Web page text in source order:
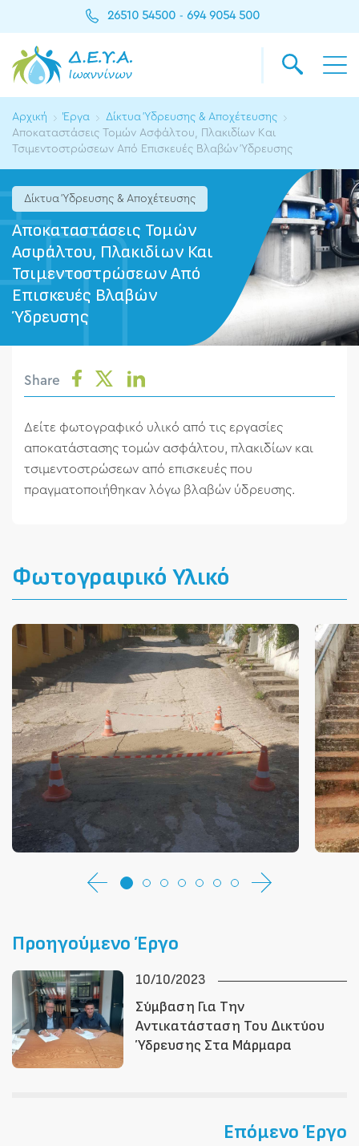
26510 54500 - 694 9054 500
Αρχική Έργα
Δίκτυα Ύδρευσης & Αποχέτευσης
Αποκαταστάσεις Τομών Ασφάλτου, Πλακιδίων Και
Τσιμεντοστρώσεων Από Επισκευές Βλαβών Ύδρευσης
Δίκτυα Ύδρευσης & Αποχέτευσης
Αποκαταστάσεις Τομών
Ασφάλτου, Πλακιδίων Και
Τσιμεντοστρώσεων Από
Επισκευές Βλαβών
Ύδρευσης
Share
Δείτε φωτογραφικό υλικό από τις εργασίες
αποκατάστασης τομών ασφάλτου, πλακιδίων και
τσιμεντοστρώσεων από επισκευές που
πραγματοποιήθηκαν λόγω βλαβών ύδρευσης.
Φωτογραφικό Υλικό
Προηγούμενο Έργο
10/10/2023
Σύμβαση Για Την
Αντικατάσταση Του Δικτύου
Ύδρευσης Στα Μάρμαρα
Επόμενο Έργο